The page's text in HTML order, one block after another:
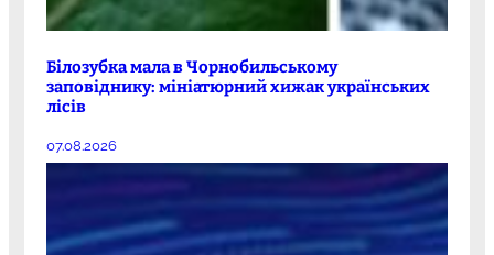
Білозубка мала в Чорнобильському
заповіднику: мініатюрний хижак українських
лісів
07.08.2026